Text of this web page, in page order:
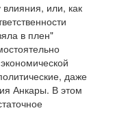
влияния, или, как
в плен"
даже
Анкары. В этом